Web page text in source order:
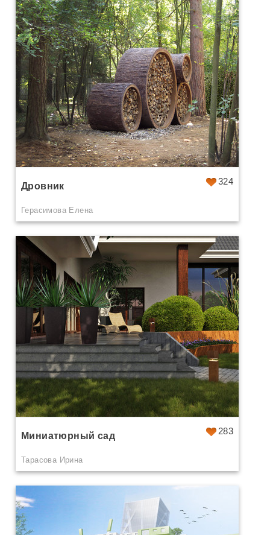
324
Дровник
Герасимова Елена
283
Миниатюрный сад
Тарасова Ирина